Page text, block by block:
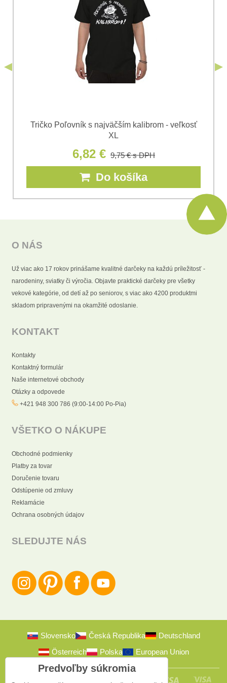
odoslania formulára. Oboznámil som sa s
Ochrany osobných údajov
spoločnosti Bomba
Tričko Poľovník s najväčším kalibrom - veľkosť
XL
6,82 € 9,75 €s DPH
Do košíka
O NÁS
Už viac ako 17 rokov prinášame kvalitné darčeky na každú príležitosť -
narodeniny, sviatky či výročia. Objavte praktické darčeky pre všetky
vekové kategórie, od detí až po seniorov, s viac ako 4200 produktmi
skladom pripravenými na okamžité odoslanie.
KONTAKT
Kontakty
Kontaktný formulár
Naše internetové obchody
Otázky a odpovede
+421 948 300 786 (9:00-14:00 Po-Pia)
VŠETKO O NÁKUPE
Obchodné podmienky
Platby za tovar
Doručenie tovaru
Odstúpenie od zmluvy
Reklamácie
Ochrana osobných údajov
SLEDUJTE NÁS
Slovensko Česká Republika
Deutschland
Österreich
Polska European Union
Predvoľby súkromia